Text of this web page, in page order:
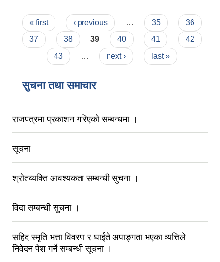
Pages
« first ‹ previous … 35
36
37
38 39 40 41
42
43
… next › last »
सुचना तथा समाचार
राजपत्रमा प्रकाशन गरिएको सम्बन्धमा ।
सूचना
श्रोतव्यक्ति आवश्यकता सम्बन्धी सुचना ।
विदा सम्बन्धी सुचना ।
सहिद स्मृति भत्ता विवरण र घाईते अपाङ्गता भएका व्यत्तिले
निवेदन पेश गर्ने सम्बन्धी सूचना ।